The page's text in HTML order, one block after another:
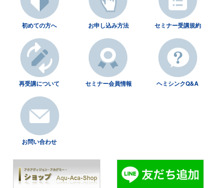
初めての方へ お申し込み方法 セミナー受講規約
再受講について セミナー会員情報 ヘミシンクQ&A
お問い合わせ